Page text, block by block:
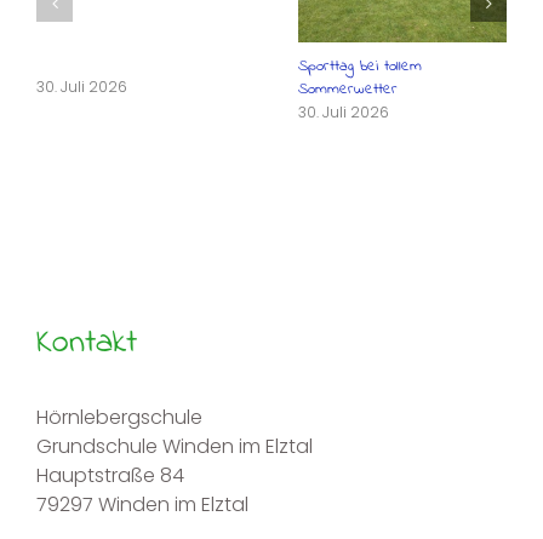
30. Juli 2026
Sporttag bei tollem
Sommerwetter
30. Juli 2026
Kontakt
Hörnlebergschule
Grundschule Winden im Elztal
Hauptstraße 84
79297 Winden im Elztal